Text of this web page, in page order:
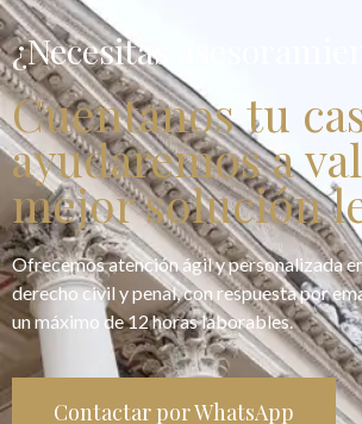
¿Necesitas
Cuentanos tu
ayudaremos a
mejor solución
Ofrecemos atención ágil y personalizada en
derecho civil y penal, con respuesta por
un máximo de 12 horas laborables.
Contactar por WhatsApp